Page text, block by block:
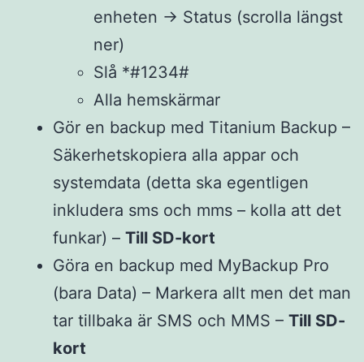
enheten -> Status (scrolla längst
ner)
Slå *#1234#
Alla hemskärmar
Gör en backup med Titanium Backup –
Säkerhetskopiera alla appar och
systemdata (detta ska egentligen
inkludera sms och mms – kolla att det
funkar) – Till SD-kort
Göra en backup med MyBackup Pro
(bara Data) – Markera allt men det man
tar tillbaka är SMS och MMS – Till SD-
kort